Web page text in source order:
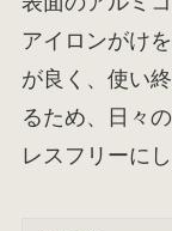
アイロンがけ
が良く、使い
るため、日々
レスフリーに